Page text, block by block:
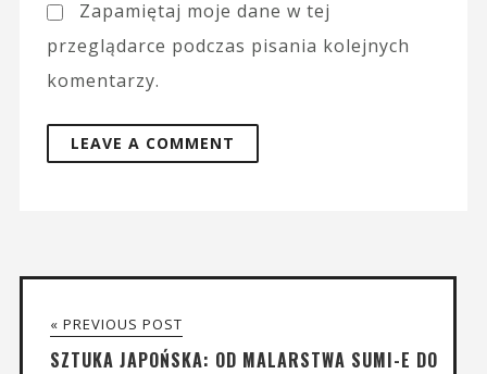
Zapamiętaj moje dane w tej
przeglądarce podczas pisania kolejnych
komentarzy.
« PREVIOUS POST
SZTUKA JAPOŃSKA: OD MALARSTWA SUMI-E DO